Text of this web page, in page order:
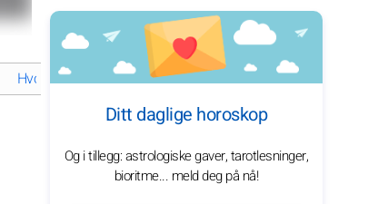
Hvordan formet Fernando Alonso sin bemerkelsesverdige
Ditt daglige horoskop
Og i tillegg: astrologiske gaver, tarotlesninger,
bioritme... meld deg på nå!